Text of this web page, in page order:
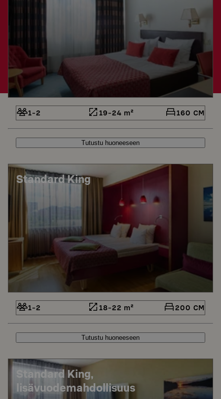
1-2 19-24 m² 160 CM
Tutustu huoneeseen
Standard King
1-2 18-22 m² 200 CM
Tutustu huoneeseen
Standard King,
lisävuodemahdollisuus